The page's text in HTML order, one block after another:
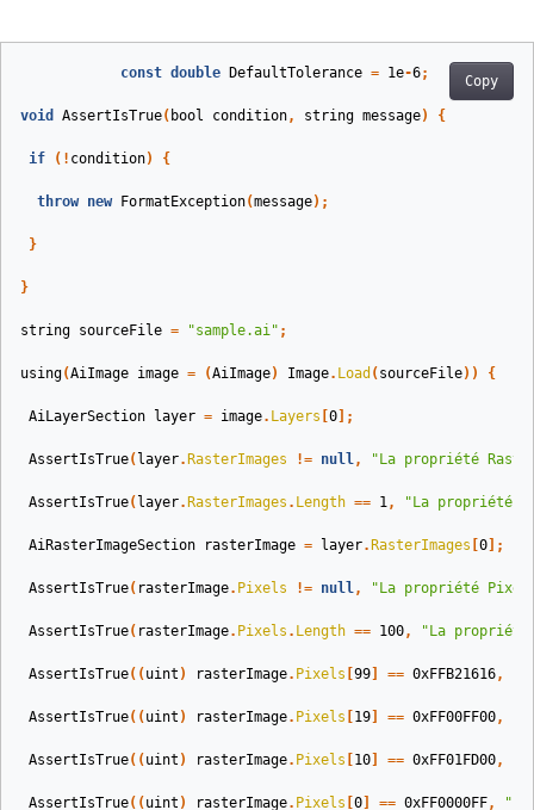
Copy
const double DefaultTolerance = 1e-6;
void AssertIsTrue( bool condition, string message) {
if (! condition) {
throw new FormatException(message);
}
}
string sourceFile = "sample.ai" ;
using(AiImage image = (AiImage) Image. Load ( sourceFile)) {
AiLayerSection layer = image. Layers 0 ];
AssertIsTrue( layer. RasterImages != null, "La propriété
AssertIsTrue( layer. RasterImages . Length == 1, "La propriété
AiRasterImageSection rasterImage = layer. RasterImages 0 ];
AssertIsTrue( rasterImage. Pixels != null, "La propriété
AssertIsTrue( rasterImage. Pixels . Length == 100, "La propriété
AssertIsTrue(( uint ) rasterImage. Pixels 99 == 0xFFB21616,
AssertIsTrue(( uint ) rasterImage. Pixels 19 == 0xFF00FF00,
AssertIsTrue(( uint ) rasterImage. Pixels 10 == 0xFF01FD00,
AssertIsTrue(( uint ) rasterImage. Pixels 0 == 0xFF0000FF,